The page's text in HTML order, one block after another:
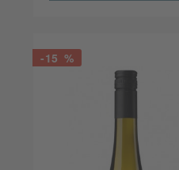
-15 %